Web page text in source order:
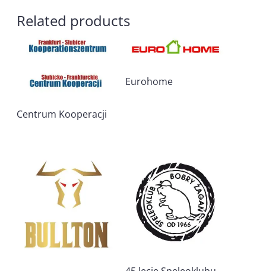
Related products
Centrum Kooperacji
Eurohome